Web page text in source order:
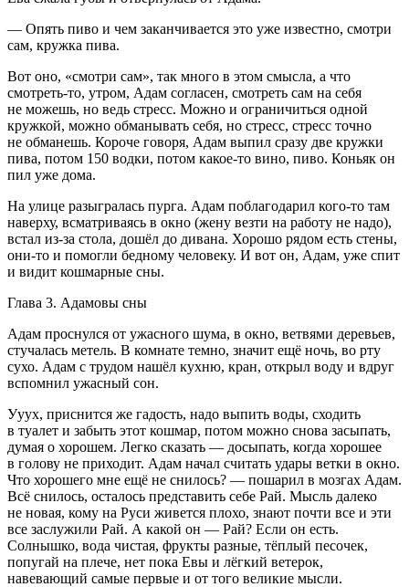
— Опять пиво и чем заканчивается это уже известно, смотри
сам, кружка пива.
Вот оно, «смотри сам», так много в этом смысла, а что
смотреть-то, утром, Адам согласен, смотреть сам на себя
не можешь, но ведь стресс. Можно и ограничиться одной
кружкой, можно обманывать себя, но стресс, стресс точно
не обманешь. Короче говоря, Адам выпил сразу две кружки
пива, потом 150 водки, потом какое-то вино, пиво. Коньяк он
пил уже дома.
На улице разыгралась пурга. Адам поблагодарил кого-то там
наверху, всматриваясь в окно (жену везти на работу не надо),
встал из-за стола, дошёл до дивана. Хорошо рядом есть стены,
они-то и помогли бедному человеку. И вот он, Адам, уже спит
и видит кошмарные сны.
Глава 3. Адамовы сны
Адам проснулся от ужасного шума, в окно, ветвями деревьев,
стучалась метель. В комнате темно, значит ещё ночь, во рту
сухо. Адам с трудом нашёл кухню, кран, открыл воду и вдруг
вспомнил ужасный сон.
Ууух, приснится же гадость, надо выпить воды, сходить
в туалет и забыть этот кошмар, потом можно снова засыпать,
думая о хорошем. Легко сказать — досыпать, когда хорошее
в голову не приходит. Адам начал считать удары ветки в окно.
Что хорошего мне ещё не снилось? — пошарил в мозгах Адам.
Всё снилось, осталось представить себе Рай. Мысль далеко
не новая, кому на Руси живется плохо, знают почти все и эти
все заслужили Рай. А какой он — Рай? Если он есть.
Солнышко, вода чистая, фрукты разные, тёплый песочек,
попугай на плече, нет пока Евы и лёгкий ветерок,
навевающий самые первые и от того великие мысли.